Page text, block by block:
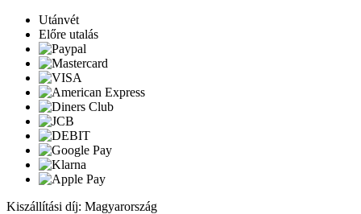
Utánvét
Előre utalás
Kiszállítási díj: Magyarország